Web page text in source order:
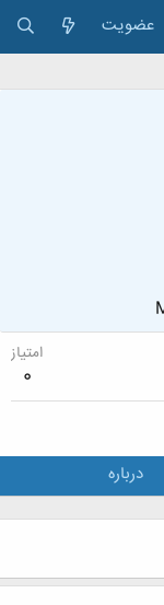
عضویت
امتیاز
0
درباره